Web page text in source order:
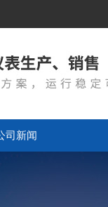
司新闻